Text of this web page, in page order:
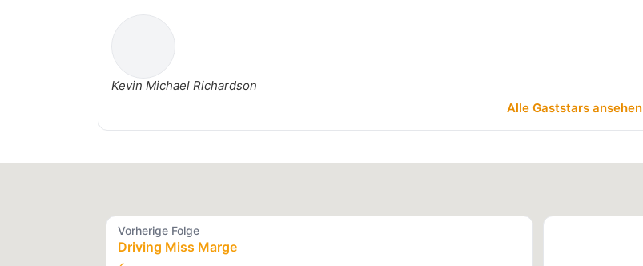
Kevin Michael Richardson
Alle Gaststars ansehen
Vorherige Folge
Driving Miss Marge